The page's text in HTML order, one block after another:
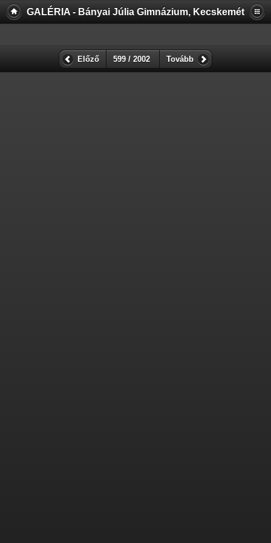
GALÉRIA - Bányai Júlia Gimnázium, Kecskemét
Előző 599 / 2002 Tovább